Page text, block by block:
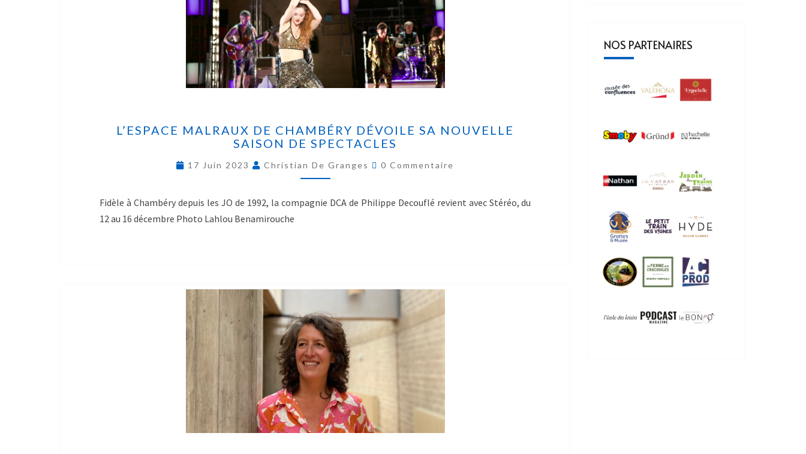
L’ESPACE MALRAUX DE CHAMBÉRY DÉVOILE SA NOUVELLE
SAISON DE SPECTACLES
17 Juin 2023 Christian De Granges 0 Commentaire
Fidèle à Chambéry depuis les JO de 1992, la compagnie DCA de Philippe Decouflé revient avec Stéréo, du
12 au 16 décembre Photo Lahlou Benamirouche
NOS PARTENAIRES